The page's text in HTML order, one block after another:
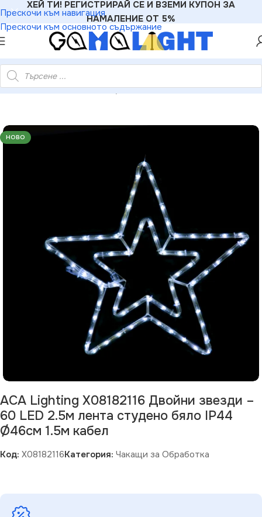
Прескочи към навигация
Прескочи към основното съдържание
ХЕЙ ТИ! РЕГИСТРИРАЙ СЕ И ВЗЕМИ КУПОН ЗА
НАМАЛЕНИЕ ОТ 5%
– 60 LED 2.5м лента студено бяло IP44 Ø46см 1.5м кабел
НОВО
ACA Lighting X08182116 Двойни звезди –
60 LED 2.5м лента студено бяло IP44
Ø46см 1.5м кабел
Код: X08182116Категория: Чакащи за Обработка